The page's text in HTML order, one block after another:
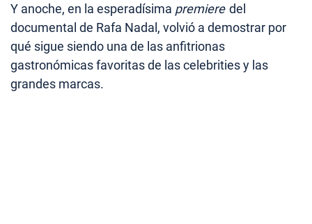
Y anoche, en la esperadísima premiere del
documental de Rafa Nadal, volvió a demostrar por
qué sigue siendo una de las anfitrionas
gastronómicas favoritas de las celebrities y las
grandes marcas.